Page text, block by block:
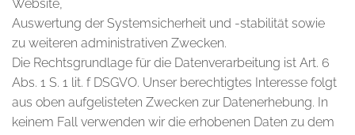
Website,
Auswertung der Systemsicherheit und -stabilität sowie
zu weiteren administrativen Zwecken.
Die Rechtsgrundlage für die Datenverarbeitung ist Art. 6
Abs. 1 S. 1 lit. f DSGVO. Unser berechtigtes Interesse folgt
aus oben aufgelisteten Zwecken zur Datenerhebung. In
keinem Fall verwenden wir die erhobenen Daten zu dem